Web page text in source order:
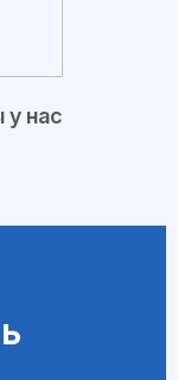
нас